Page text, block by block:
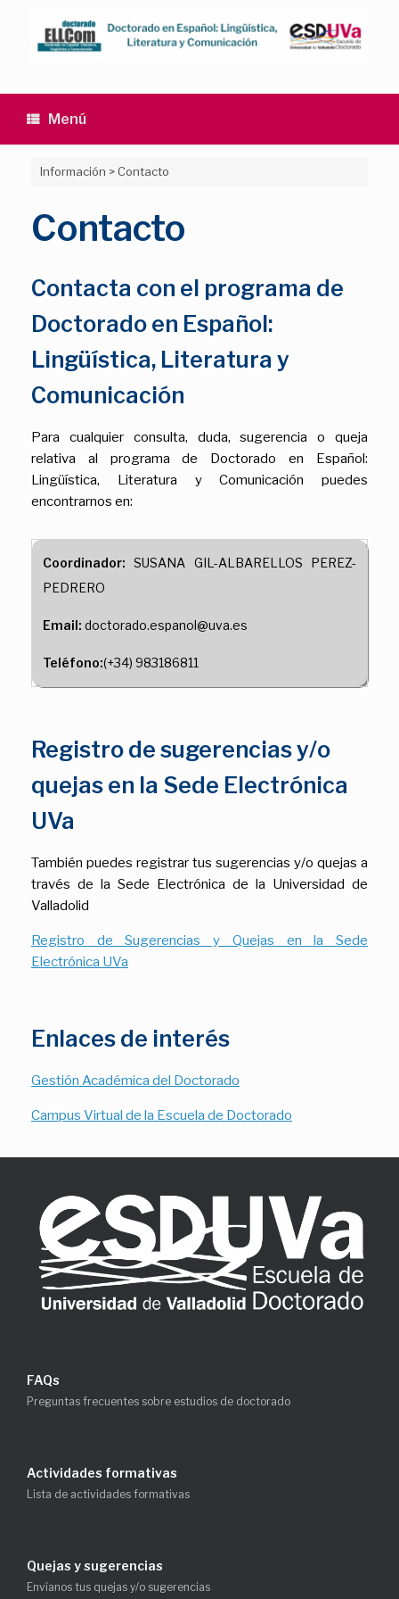
contenido
Menú
Información > Contacto
Contacto
Contacta con el programa de
Doctorado en Español:
Lingüística, Literatura y
Comunicación
Para cualquier consulta, duda, sugerencia o queja
relativa al programa de Doctorado en Español:
Lingüística, Literatura y Comunicación puedes
encontrarnos en:
Coordinador: SUSANA GIL-ALBARELLOS PEREZ-
PEDRERO
Email: doctorado.espanol@uva.es
Teléfono:(+34) 983186811
Registro de sugerencias y/o
quejas en la Sede Electrónica
UVa
También puedes registrar tus sugerencias y/o quejas a
través de la Sede Electrónica de la Universidad de
Valladolid
Registro de Sugerencias y Quejas en la Sede
Electrónica UVa
Enlaces de interés
Gestión Académica del Doctorado
Campus Virtual de la Escuela de Doctorado
FAQs
Preguntas frecuentes sobre estudios de doctorado
Actividades formativas
Lista de actividades formativas
Quejas y sugerencias
Envíanos tus quejas y/o sugerencias